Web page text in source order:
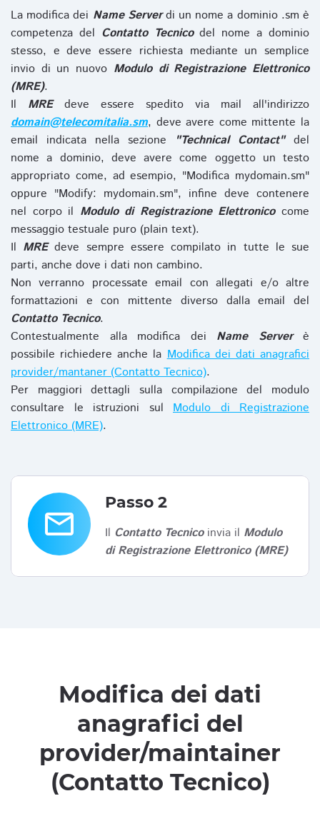
La modifica dei Name Serverdi un nome a dominio .sm è
competenza del Contatto Tecnicodel nome a dominio
stesso, e deve essere richiesta mediante un semplice
invio di un nuovo Modulo di Registrazione Elettronico
(MRE).
Il MREdeve essere spedito via mail all'indirizzo
domain@telecomitalia.sm, deve avere come mittente la
email indicata nella sezione
"Technical Contact"del
nome a dominio, deve avere come oggetto un testo
appropriato come, ad esempio, "Modifica mydomain.sm"
oppure "Modify: mydomain.sm", infine deve contenere
nel corpo il Modulo di Registrazione Elettronicocome
messaggio testuale puro (plain text).
Il MREdeve sempre essere compilato in tutte le sue
parti, anche dove i dati non cambino.
Non verranno processate email con allegati e/o altre
formattazioni e con mittente diverso dalla email del
Contatto Tecnico.
Contestualmente alla modifica dei Name Serverè
possibile richiedere anche laModifica dei dati anagrafici
provider/mantaner (Contatto Tecnico).
Per maggiori dettagli sulla compilazione del modulo
consultare le istruzioni sul Modulo di Registrazione
Elettronico (MRE).
email
Passo 2
Il Contatto Tecnicoinvia il Modulo
di Registrazione Elettronico (MRE)
Modifica dei dati
anagrafici del
provider/maintainer
(Contatto Tecnico)